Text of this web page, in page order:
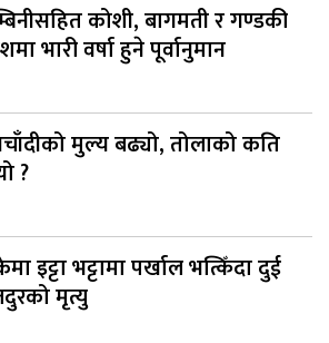
कोशी, बागमती र गण्डकी
भारी वर्षा हुने पूर्वानुमान
मुल्य बढ्यो, तोलाको कति
?
इट्टा भट्टामा पर्खाल भत्किँदा दुई
मृत्यु